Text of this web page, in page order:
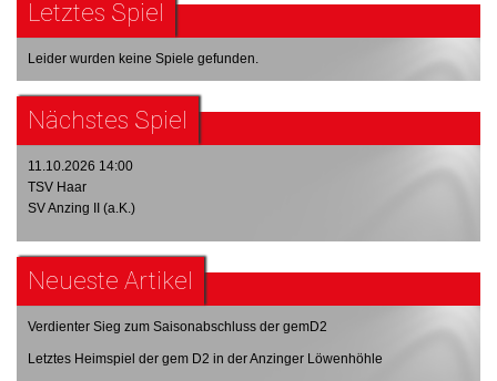
Letztes Spiel
Leider wurden keine Spiele gefunden.
Nächstes Spiel
11.10.2026 14:00
TSV Haar
SV Anzing II (a.K.)
Neueste Artikel
Verdienter Sieg zum Saisonabschluss der gemD2
Letztes Heimspiel der gem D2 in der Anzinger Löwenhöhle